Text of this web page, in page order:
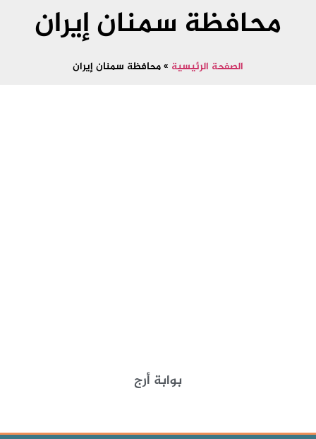
محافظة سمنان إيران
الصفحة الرئيسية »محافظة سمنان إيران
بوابة أرج